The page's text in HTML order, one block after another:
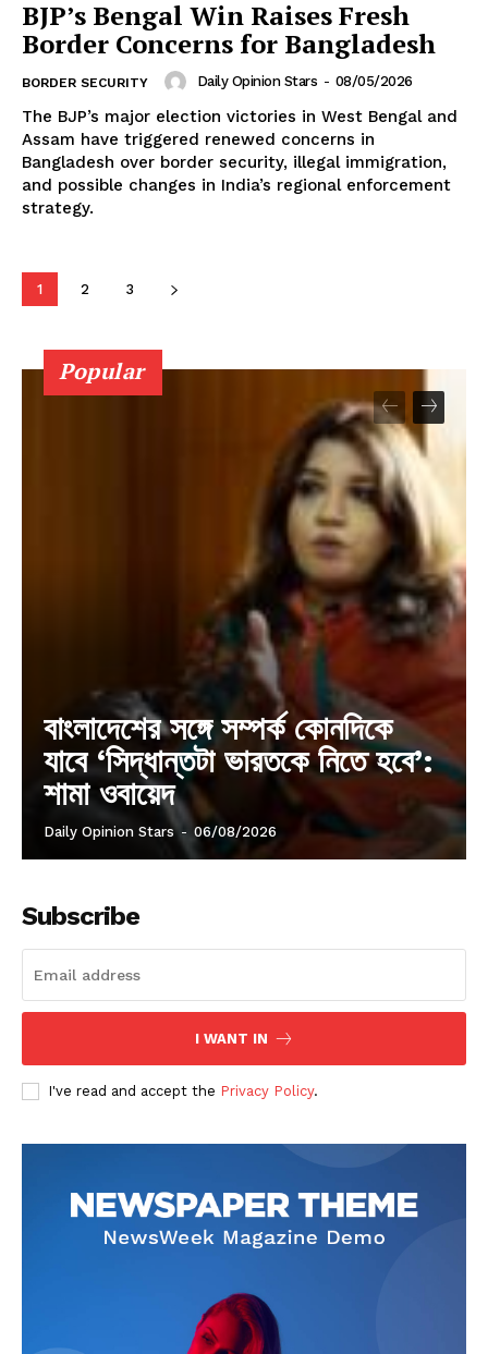
BJP’s Bengal Win Raises Fresh
Border Concerns for Bangladesh
BORDER SECURITY Daily Opinion Stars - 08/05/2026
The BJP’s major election victories in West Bengal and
Assam have triggered renewed concerns in
Bangladesh over border security, illegal immigration,
and possible changes in India’s regional enforcement
strategy.
1 2 3
Popular
বাংলাদেশের সঙ্গে সম্পর্ক কোনদিকে
যাবে ‘সিদ্ধান্তটা ভারতকে নিতে হবে’:
শামা ওবায়েদ
Daily Opinion Stars - 06/08/2026
Subscribe
I WANT IN
I've read and accept the Privacy Policy.